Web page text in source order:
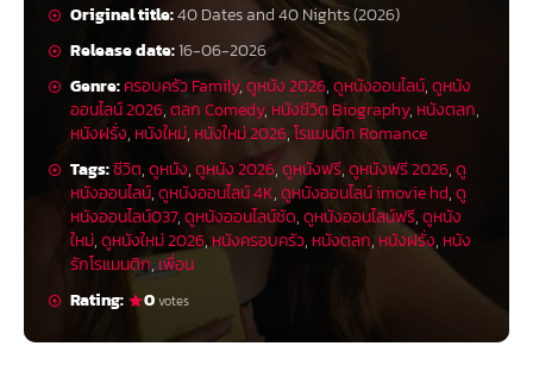
Original title:40 Dates and 40 Nights (2026)
Release date:16-06-2026
Genre:ครอบครัว Family,ดูหนัง 2026,ดูหนังออนไลน์,ดูหนัง
ออนไลน์ 2026,ตลก Comedy, หนังชีวิต Biography, หนังตลก,
หนังฝรั่ง, หนังใหม่, หนังใหม่ 2026,โรแมนติก Romance
Tags:ชีวิต,ดูหนัง,ดูหนัง 2026,ดูหนังฟรี,ดูหนังฟรี 2026,ดู
หนังออนไลน์,ดูหนังออนไลน์ 4K,ดูหนังออนไลน์ imovie hd,ดู
หนังออนไลน์037,ดูหนังออนไลน์ชัด,ดูหนังออนไลน์ฟรี,ดูหนัง
ใหม่,ดูหนังใหม่ 2026, หนังครอบครัว, หนังตลก, หนังฝรั่ง, หนัง
รักโรแมนติก,เพื่อน
Rating:
0votes